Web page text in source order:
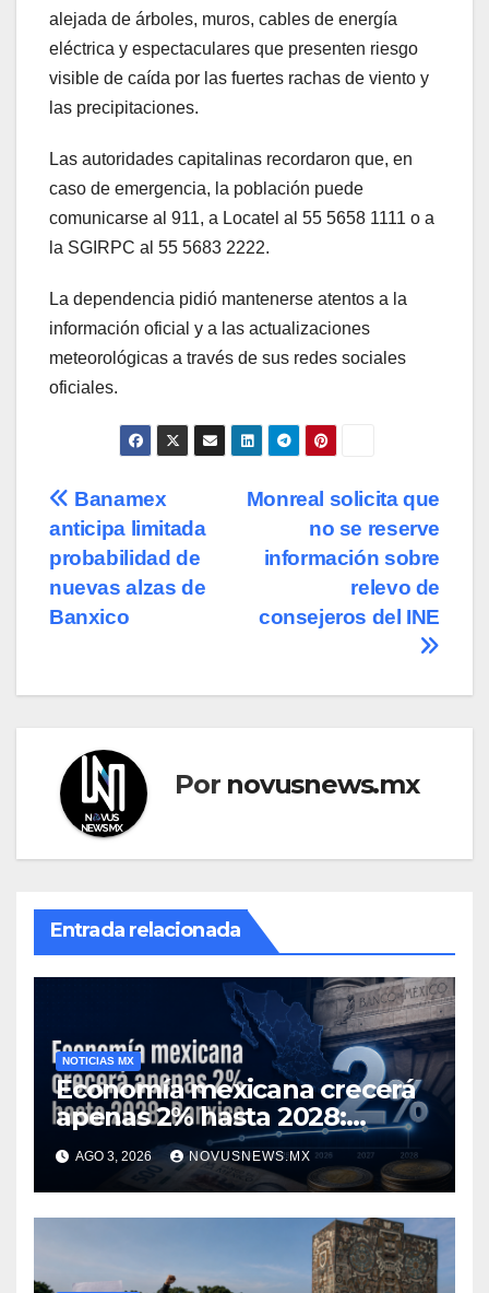
alejada de árboles, muros, cables de energía
eléctrica y espectaculares que presenten riesgo
visible de caída por las fuertes rachas de viento y
las precipitaciones.
Las autoridades capitalinas recordaron que, en
caso de emergencia, la población puede
comunicarse al 911, a Locatel al 55 5658 1111 o a
la SGIRPC al 55 5683 2222.
La dependencia pidió mantenerse atentos a la
información oficial y a las actualizaciones
meteorológicas a través de sus redes sociales
oficiales.
Navegación
de
entradas
Monreal solicita que
no se reserve
información sobre
relevo de
consejeros del INE
Banamex
anticipa limitada
probabilidad de
nuevas alzas de
Banxico
Por novusnews.mx
Entrada relacionada
NOTICIAS MX
Economía mexicana crecerá
apenas 2% hasta 2028:
Banxico
AGO 3, 2026 NOVUSNEWS.MX